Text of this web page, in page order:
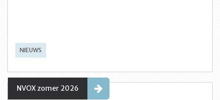
NIEUWS
NVOX zomer 2026